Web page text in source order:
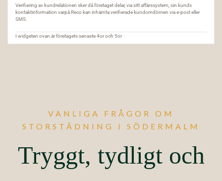
VANLIGA FRÅGOR OM
STORSTÄDNING I SÖDERMALM
Tryggt, tydligt och